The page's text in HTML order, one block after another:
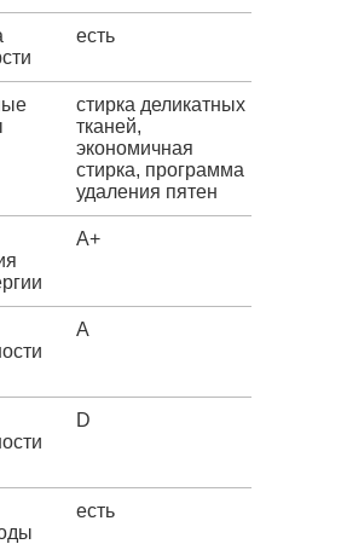
есть
стирка деликатных
тканей,
экономичная
стирка, программа
удаления пятен
A+
A
D
есть